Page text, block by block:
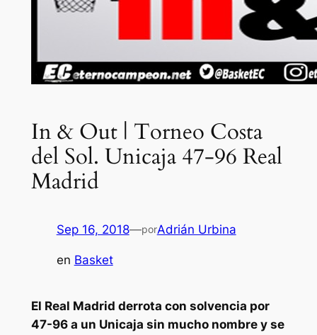
In & Out | Torneo Costa
del Sol. Unicaja 47-96 Real
Madrid
Sep 16, 2018—porAdrián Urbina
en Basket
El Real Madrid derrota con solvencia por
47-96 a un Unicaja sin mucho nombre y se